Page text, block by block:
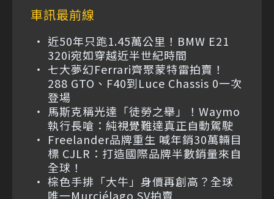
車訊最前線
近50年只跑1.45萬公里！BMW E21
320i宛如穿越近半世紀時間
七大夢幻Ferrari齊聚蒙特雷拍賣！
288 GTO、F40到Luce Chassis 0一次
登場
馬斯克稱光達「徒勞之舉」！Waymo
執行長嗆：純視覺難達真正自動駕駛
Freelander品牌重生 喊年銷30萬輛目
標 CJLR：打造國際品牌半數銷量來自
全球！
棕色手排「大牛」身價再創高？全球
唯一Murciélago SV拍賣